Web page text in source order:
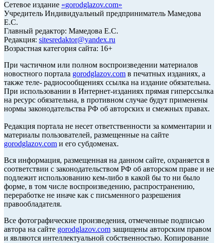
Сетевое издание «gorodglazov.com»
Учредитель Индивидуальный предприниматель Мамедова
Е.С.
Главный редактор: Мамедова Е.С.
Редакция: sitesredaktor@yandex.ru
Возрастная категория сайта: 16+
При частичном или полном воспроизведении материалов
новостного портала gorodglazov.com в печатных изданиях, а
также теле- радиосообщениях ссылка на издание обязательна.
При использовании в Интернет-изданиях прямая гиперссылка
на ресурс обязательна, в противном случае будут применены
нормы законодательства РФ об авторских и смежных правах.
Редакция портала не несет ответственности за комментарии и
материалы пользователей, размещенные на сайте
gorodglazov.com и его субдоменах.
Вся информация, размещенная на данном сайте, охраняется в
соответствии с законодательством РФ об авторском праве и не
подлежит использованию кем-либо в какой бы то ни было
форме, в том числе воспроизведению, распространению,
переработке не иначе как с письменного разрешения
правообладателя.
Все фотографические произведения, отмеченные подписью
автора на сайте gorodglazov.com защищены авторским правом
и являются интеллектуальной собственностью. Копирование